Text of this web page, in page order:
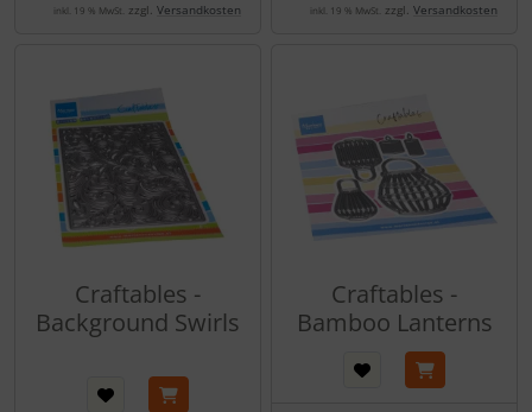
inkl. 19 % MwSt. zzgl. Versandkosten inkl. 19 % MwSt. zzgl. Versandkosten
Craftables -
Background Swirls
Craftables -
Bamboo Lanterns